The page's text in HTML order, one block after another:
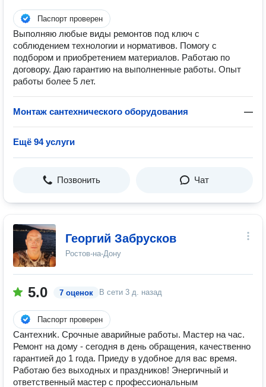
Паспорт проверен
Выполняю любые виды ремонтов под ключ с
соблюдением технологии и нормативов. Помогу с
подбором и приобретением материалов. Работаю по
договору. Даю гарантию на выполненные работы. Опыт
работы более 5 лет.
Монтаж сантехнического оборудования —
Ещё 94 услуги
Позвонить Чат
Георгий Забрусков
Ростов-на-Дону
5.0 7 оценок В сети 3 д. назад
Паспорт проверен
Сaнтехниk. Срочные аварийные работы. Мастер на час.
Ремонт на дому - сегодня в день обращения, качественно
гарантией до 1 года. Приеду в удобное для вас время.
Работаю без выходных и праздников! Энергичный и
ответственный мастер с профессиональным